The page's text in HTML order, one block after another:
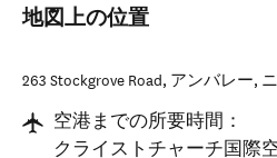
地図上の位置
263 Stockgrove Road, アンバレー,
空港までの所要時間：
クライストチャーチ国際